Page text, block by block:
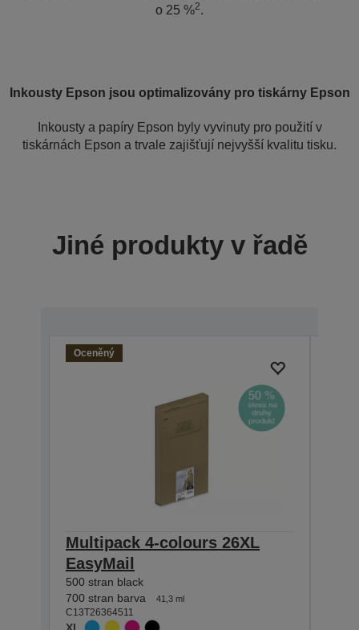
o 25 %2.
Inkousty Epson jsou optimalizovány pro tiskárny Epson
Inkousty a papíry Epson byly vyvinuty pro použití v
tiskárnách Epson a trvale zajišťují nejvyšší kvalitu tisku.
Jiné produkty v řadě
Oceněný
Multipack 4-colours 26XL
EasyMail
500 stran black
700 stran barva
41,3 ml
C13T26364511
XL